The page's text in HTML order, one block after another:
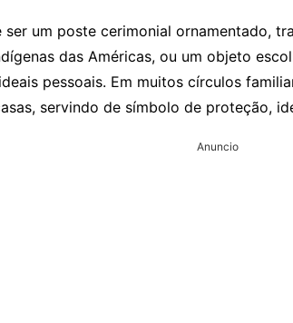
ser um poste cerimonial ornamentado,
das Américas, ou um objeto
pessoais. Em muitos círculos
servindo de símbolo de proteção,
Anuncio